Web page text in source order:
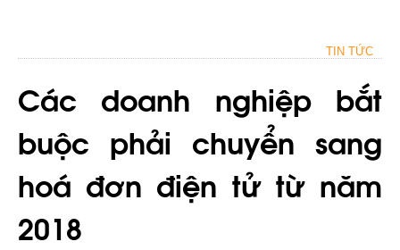
TIN TỨC
Các doanh nghiệp bắt
buộc phải chuyển sang
hoá đơn điện tử từ năm
2018